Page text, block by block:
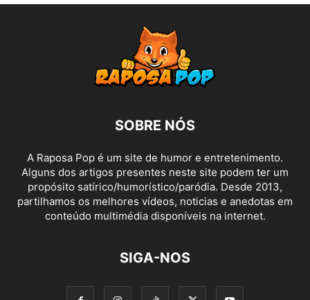
SOBRE NÓS
A Raposa Pop é um site de humor e entretenimento.
Alguns dos artigos presentes neste site podem ter um
propósito satírico/humorístico/paródia. Desde 2013,
partilhamos os melhores vídeos, noticias e anedotas em
conteúdo multimédia disponíveis na internet.
SIGA-NOS